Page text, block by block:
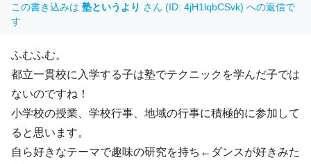
この書き込みは 塾というより さん (ID: 4jH1lqbCSvk) への返信で
す
ふむふむ。
都立一貫校に入学する子は塾でテクニックを学んだ子では
ないのですね！
小学校の授業、学校行事、地域の行事に積極的に参加して
ると思います。
自ら好きなテーマで趣味の研究を持ち←ダンスが好きみた